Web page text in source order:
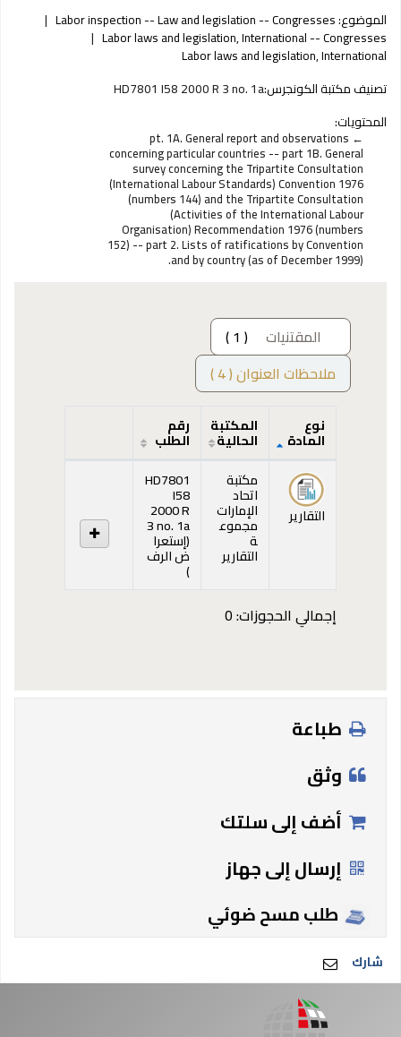
الموضوع:Labor inspection -- Law and legislation -- Congresses
Labor laws and legislation, International -- Congresses
Labor laws and legislation, International
تصنيف مكتبة الكونجرس:HD7801 I58 2000 R 3 no. 1a
المحتويات:
pt. 1A. General report and observations
concerning particular countries -- part 1B. General
survey concerning the Tripartite Consultation
(International Labour Standards) Convention 1976
(numbers 144) and the Tripartite Consultation
(Activities of the International Labour
Organisation) Recommendation 1976 (numbers
152) -- part 2. Lists of ratifications by Convention
and by country (as of December 1999).
المقتنيات
( 1 )
ملاحظات العنوان ( 4 )
المقتنيات
نوع
المادة
المكتبة
الحالية
رقم
الطلب
التقارير
مكتبة
اتحاد
الإمارات
مجموع
ة
التقارير
HD7801
I58
2000 R
3 no. 1a
(إستعرا
ض الرف
(يفتح أدناه))
إجمالي الحجوزات: 0
طباعة
وثق
أضف إلى سلتك
إرسال إلى جهاز
طلب مسح ضوئي
شارك